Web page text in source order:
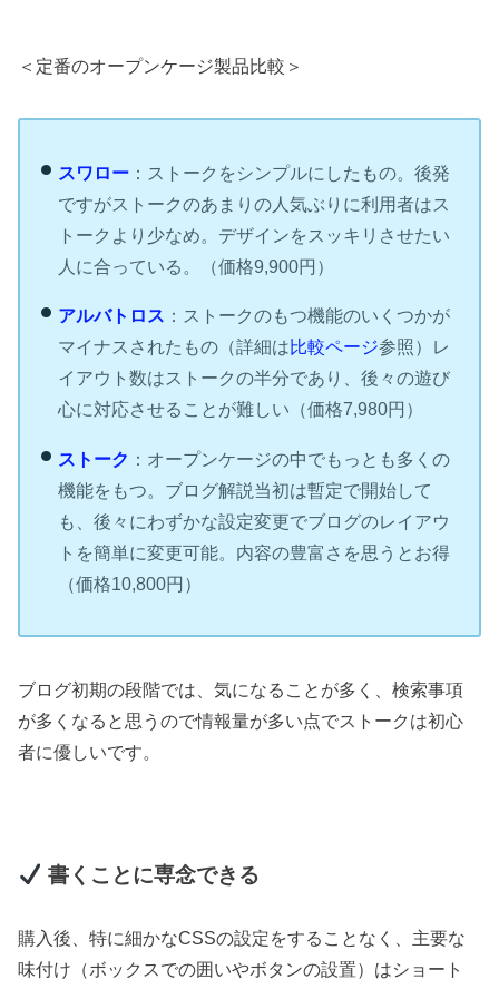
＜定番のオープンケージ製品比較＞
スワロー：ストークをシンプルにしたもの。後発
ですがストークのあまりの人気ぶりに利用者はス
トークより少なめ。デザインをスッキリさせたい
人に合っている。（価格9,900円）
アルバトロス ：ストークのもつ機能のいくつかが
マイナスされたもの（詳細は比較ページ参照）レ
イアウト数はストークの半分であり、後々の遊び
心に対応させることが難しい（価格7,980円）
ストーク ：オープンケージの中でもっとも多くの
機能をもつ。ブログ解説当初は暫定で開始して
も、後々にわずかな設定変更でブログのレイアウ
トを簡単に変更可能。内容の豊富さを思うとお得
（価格10,800円）
ブログ初期の段階では、気になることが多く、検索事項
が多くなると思うので情報量が多い点でストークは初心
者に優しいです。
書くことに専念できる
購入後、特に細かなCSSの設定をすることなく、主要な
味付け（ボックスでの囲いやボタンの設置）はショート